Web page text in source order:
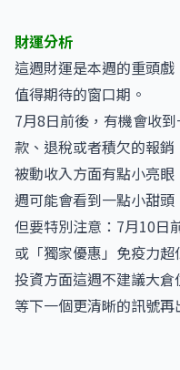
財運分析
這週財運是本週的重頭
值得期待的窗口期。
7月8日前後，有機會收
款、退稅或者積欠的報銷
被動收入方面有點小亮
週可能會看到一點小甜頭
但要特別注意：7月10日
或「獨家優惠」免疫力超
投資方面這週不建議大倉
等下一個更清晰的訊號再